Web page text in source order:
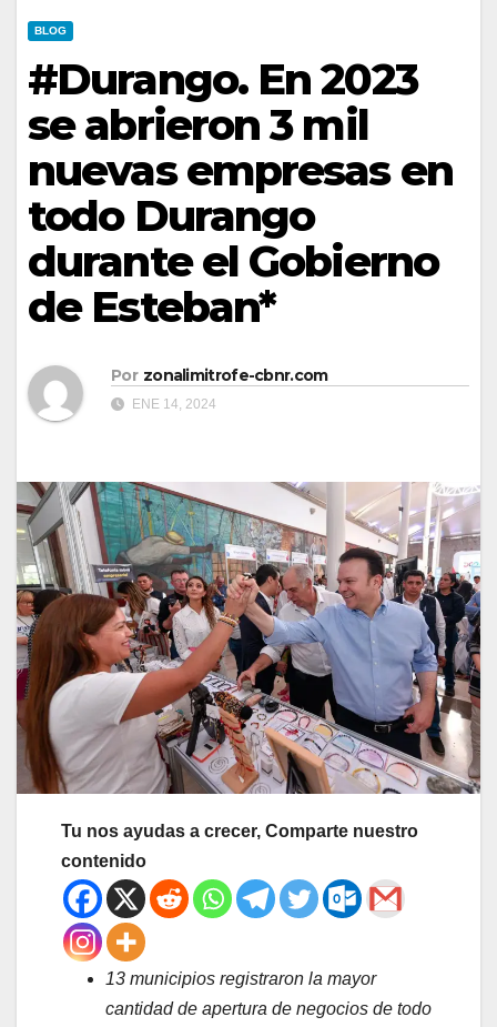
BLOG
#Durango. En 2023
se abrieron 3 mil
nuevas empresas en
todo Durango
durante el Gobierno
de Esteban*
Por zonalimitrofe-cbnr.com
ENE 14, 2024
Tu nos ayudas a crecer, Comparte nuestro
contenido
13 municipios registraron la mayor
cantidad de apertura de negocios de todo